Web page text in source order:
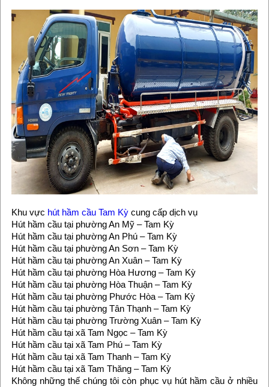
Khu vực hút hầm cầu Tam Kỳcung cấp dịch vụ
Hút hầm cầu tại phường An Mỹ – Tam Kỳ
Hút hầm cầu tại phường An Phú – Tam Kỳ
Hút hầm cầu tại phường An Sơn – Tam Kỳ
Hút hầm cầu tại phường An Xuân – Tam Kỳ
Hút hầm cầu tại phường Hòa Hương – Tam Kỳ
Hút hầm cầu tại phường Hòa Thuận – Tam Kỳ
Hút hầm cầu tại phường Phước Hòa – Tam Kỳ
Hút hầm cầu tại phường Tân Thạnh – Tam Kỳ
Hút hầm cầu tại phường Trường Xuân – Tam Kỳ
Hút hầm cầu tại xã Tam Ngọc – Tam Kỳ
Hút hầm cầu tại xã Tam Phú – Tam Kỳ
Hút hầm cầu tại xã Tam Thanh – Tam Kỳ
Hút hầm cầu tại xã Tam Thăng – Tam Kỳ
Không những thế chúng tôi còn phục vụ hút hầm cầu ở nhiều